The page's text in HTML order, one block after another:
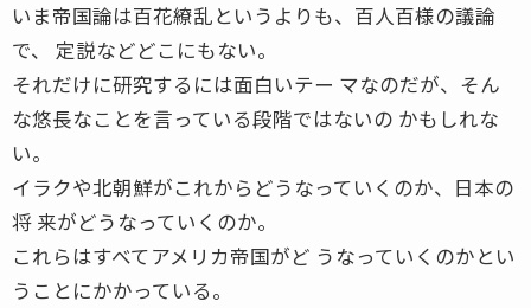
いま帝国論は百花繚乱というよりも、百人百様の議論
で、 定説などどこにもない。
それだけに研究するには面白いテー マなのだが、そん
な悠長なことを言っている段階ではないの かもしれな
い。
イラクや北朝鮮がこれからどうなっていくのか、日本の
将 来がどうなっていくのか。
これらはすべてアメリカ帝国がど うなっていくのかとい
うことにかかっている。